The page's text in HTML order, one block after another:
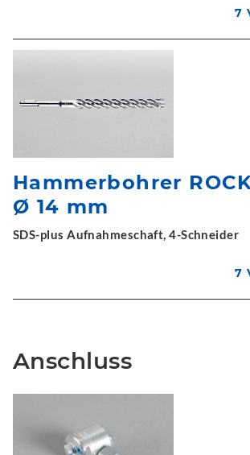
7
Hammerbohrer
Ø 14 mm
SDS-plus Aufnahmeschaft, 4-Schneider
7
Anschluss